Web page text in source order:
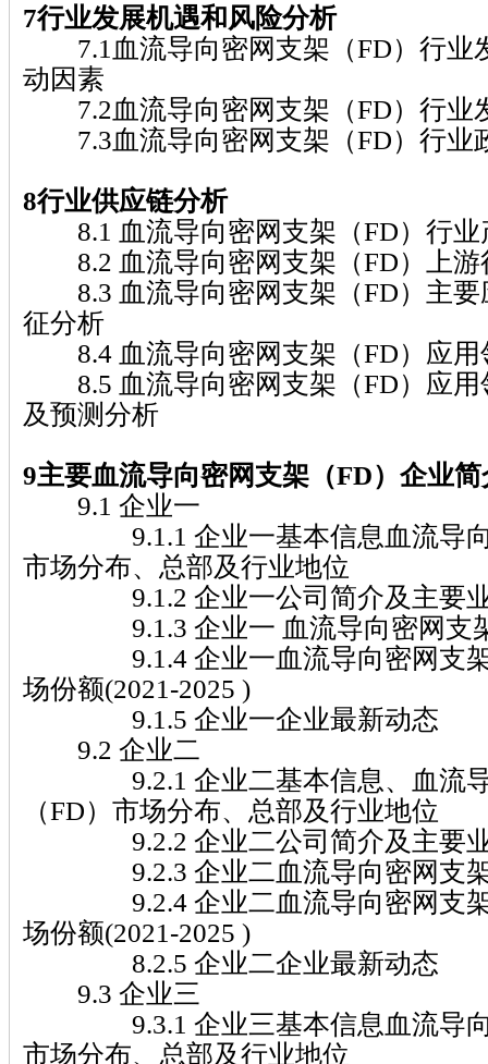
7行业发展机遇和风险分析
7.1血流导向密网支架（FD）行业
动因素
7.2血流导向密网支架（FD）行业
7.3血流导向密网支架（FD）行业
8行业供应链分析
8.1 血流导向密网支架（FD）行业
8.2 血流导向密网支架（FD）上游
8.3 血流导向密网支架（FD）主要
征分析
8.4 血流导向密网支架（FD）应用
8.5 血流导向密网支架（FD）应用
及预测分析
9主要血流导向密网支架（FD）企业简
9.1 企业一
9.1.1 企业一基本信息血流导向
市场分布、总部及行业地位
9.1.2 企业一公司简介及主要
9.1.3 企业一 血流导向密网支架
9.1.4 企业一血流导向密网支架
场份额(2021-2025 )
9.1.5 企业一企业最新动态
9.2 企业二
9.2.1 企业二基本信息、血流导
（FD）市场分布、总部及行业地位
9.2.2 企业二公司简介及主要
9.2.3 企业二血流导向密网支架
9.2.4 企业二血流导向密网支架
场份额(2021-2025 )
8.2.5 企业二企业最新动态
9.3 企业三
9.3.1 企业三基本信息血流导向
市场分布、总部及行业地位